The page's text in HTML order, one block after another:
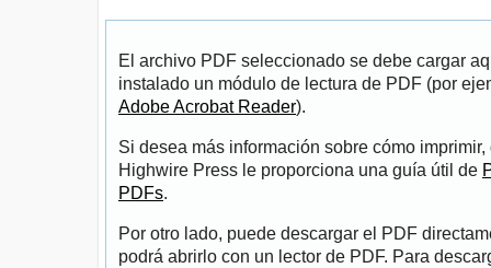
El archivo PDF seleccionado se debe cargar
instalado un módulo de lectura de PDF (por
Adobe Acrobat Reader).
Si desea más información sobre cómo
Highwire Press le proporciona una guía útil de
PDFs.
Por otro lado, puede descargar el PDF
podrá abrirlo con un lector de PDF. Para